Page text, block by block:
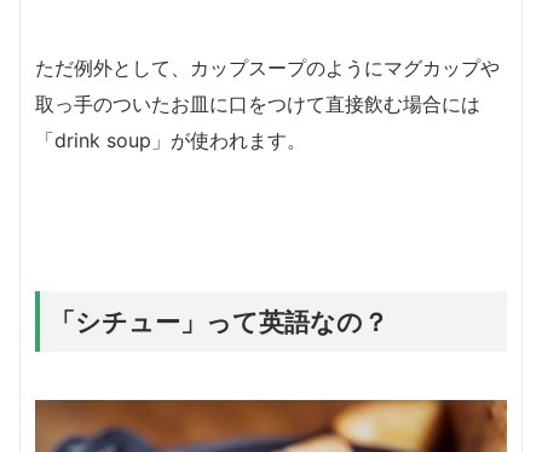
ただ例外として、カップスープのようにマグカップや
取っ手のついたお皿に口をつけて直接飲む場合には
「drink soup」が使われます。
「シチュー」って英語なの？